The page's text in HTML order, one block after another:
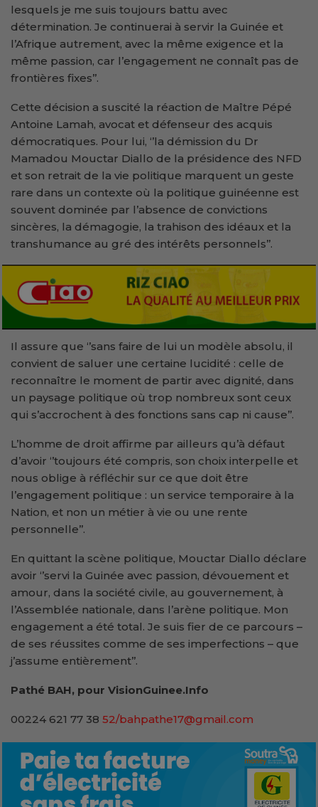
lesquels je me suis toujours battu avec
détermination. Je continuerai à servir la Guinée et
l’Afrique autrement, avec la même exigence et la
même passion, car l’engagement ne connaît pas de
frontières fixes’’.
Cette décision a suscité la réaction de Maître Pépé
Antoine Lamah, avocat et défenseur des acquis
démocratiques. Pour lui, ‘’la démission du Dr
Mamadou Mouctar Diallo de la présidence des NFD
et son retrait de la vie politique marquent un geste
rare dans un contexte où la politique guinéenne est
souvent dominée par l’absence de convictions
sincères, la démagogie, la trahison des idéaux et la
transhumance au gré des intérêts personnels’’.
Il assure que ‘’sans faire de lui un modèle absolu, il
convient de saluer une certaine lucidité : celle de
reconnaître le moment de partir avec dignité, dans
un paysage politique où trop nombreux sont ceux
qui s’accrochent à des fonctions sans cap ni cause’’.
L’homme de droit affirme par ailleurs qu’à défaut
d’avoir ‘’toujours été compris, son choix interpelle et
nous oblige à réfléchir sur ce que doit être
l’engagement politique : un service temporaire à la
Nation, et non un métier à vie ou une rente
personnelle’’.
En quittant la scène politique, Mouctar Diallo déclare
avoir ‘’servi la Guinée avec passion, dévouement et
amour, dans la société civile, au gouvernement, à
l’Assemblée nationale, dans l’arène politique. Mon
engagement a été total. Je suis fier de ce parcours –
de ses réussites comme de ses imperfections – que
j’assume entièrement’’.
Pathé BAH, pour VisionGuinee.Info
00224 621 77 38 52/bahpathe17@gmail.com